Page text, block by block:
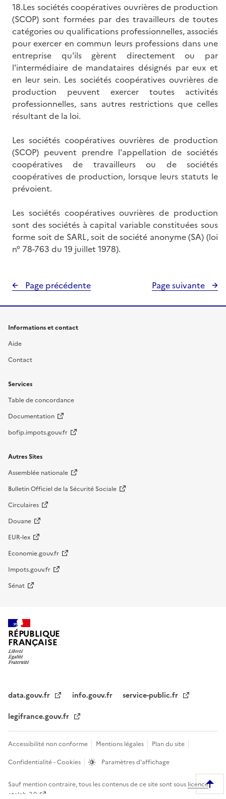
18.Les sociétés coopératives ouvrières de production
(SCOP) sont formées par des travailleurs de toutes
catégories ou qualifications professionnelles, associés
pour exercer en commun leurs professions dans une
entreprise qu'ils gèrent directement ou par
l'intermédiaire de mandataires désignés par eux et
en leur sein. Les sociétés coopératives ouvrières de
production peuvent exercer toutes activités
professionnelles, sans autres restrictions que celles
résultant de la loi.
Les sociétés coopératives ouvrières de production
(SCOP) peuvent prendre l'appellation de sociétés
coopératives de travailleurs ou de sociétés
coopératives de production, lorsque leurs statuts le
prévoient.
Les sociétés coopératives ouvrières de production
sont des sociétés à capital variable constituées sous
forme soit de SARL, soit de société anonyme (SA) (loi
n° 78-763 du 19 juillet 1978).
Page précédente Page suivante
R
Informations et contact
Aide
Contact
Services
Table de concordance
Documentation
bofip.impots.gouv.fr
Autres Sites
Assemblée nationale
Bulletin Officiel de la Sécurité Sociale
Circulaires
Douane
EUR-lex
Economie.gouv.fr
Impots.gouv.fr
Sénat
RÉPUBLIQUE
FRANÇAISE
data.gouv.fr info.gouv.fr
service-public.fr
legifrance.gouv.fr
Accessibilité non conforme Mentions légales
Plan du site
Confidentialité - Cookies
Paramètres d'affichage
Sauf mention contraire, tous les contenus de ce site sont sous licence
etalab-2.0